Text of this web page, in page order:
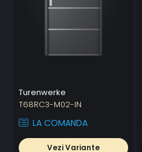
Turenwerke
T68RC3-M02-IN
LA COMANDA
Vezi Variante